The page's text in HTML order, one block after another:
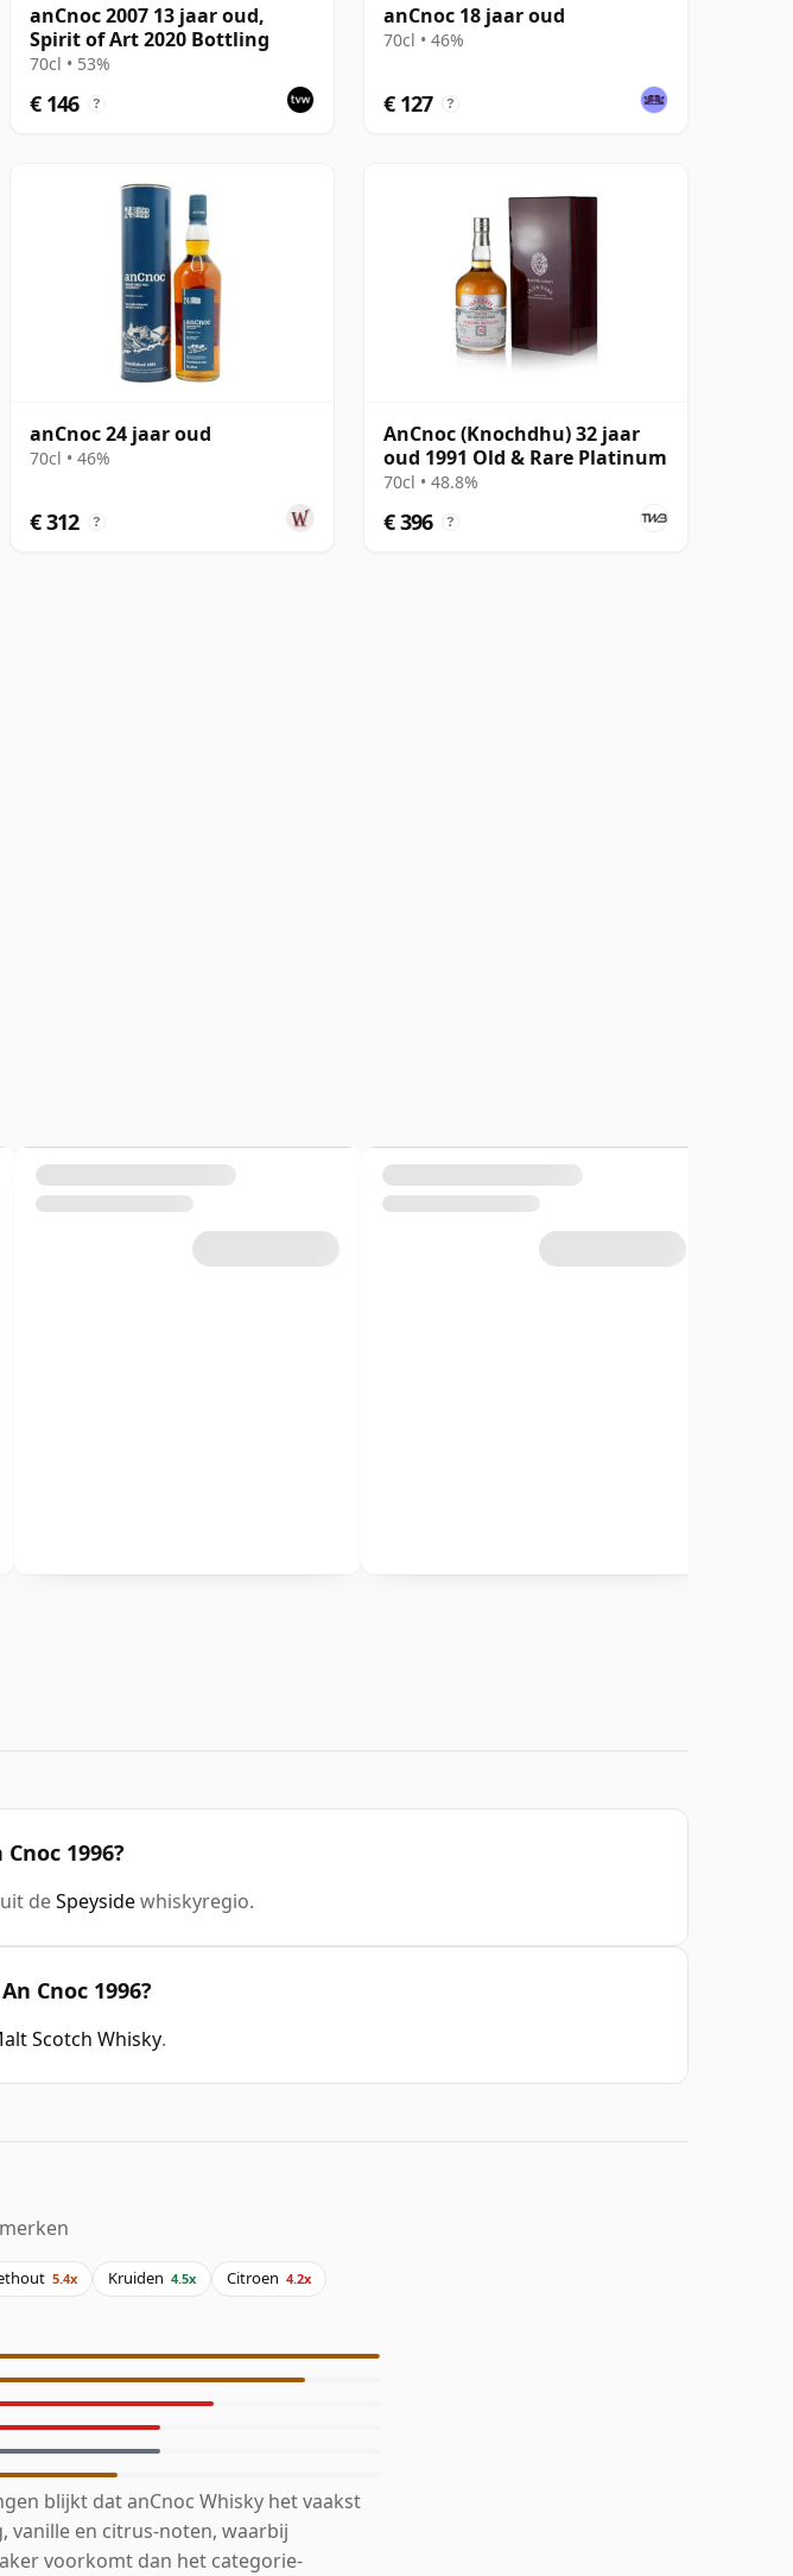
anCnoc 2007 13 jaar oud,
Spirit of Art 2020 Bottling
70cl • 53%
€ 146 ?
anCnoc 18 jaar oud
70cl • 46%
€ 127 ?
anCnoc 24 jaar oud
70cl • 46%
€ 312 ?
AnCnoc (Knochdhu) 32 jaar
oud 1991 Old & Rare Platinum
70cl • 48.8%
€ 396 ?
1996?
deSpeysidewhiskyregio.
Cnoc 1996?
Scotch Whisky.
5.4x Kruiden 4.5x Citroen 4.2x
blijkt dat anCnoc Whisky het vaakst
vanille en citrus-noten, waarbij
voorkomt dan het categorie-